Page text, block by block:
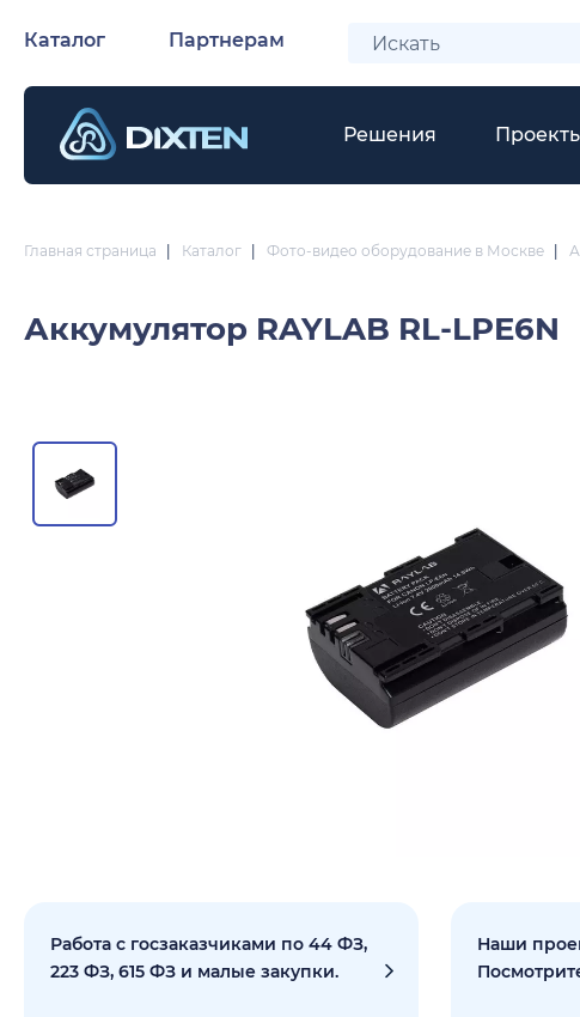
Каталог Партнерам
Решения
Главная страница Каталог Фото-видео оборудование в Москве
Аккумулятор RAYLAB RL-LPE6N
Работа с госзаказчиками по 44 ФЗ,
223 ФЗ, 615 ФЗ и малые закупки.
Наши